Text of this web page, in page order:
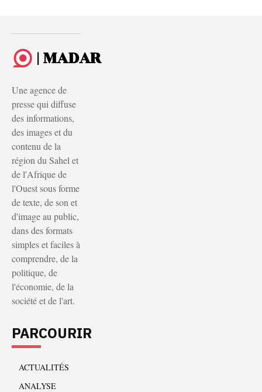
| MADAR
Une agence de
presse qui diffuse
des informations,
des images et du
contenu de la
région du Sahel et
de l'Afrique de
l'Ouest sous forme
de texte, de son et
d'image au public,
dans des formats
simples et faciles à
comprendre, de la
politique, de
l'économie, de la
société et de l'art.
PARCOURIR
ACTUALITÉS
ANALYSE